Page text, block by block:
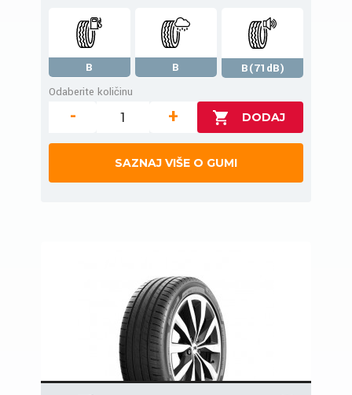
B B
B(71dB)
Odaberite količinu
- +
SAZNAJ VIŠE O GUMI